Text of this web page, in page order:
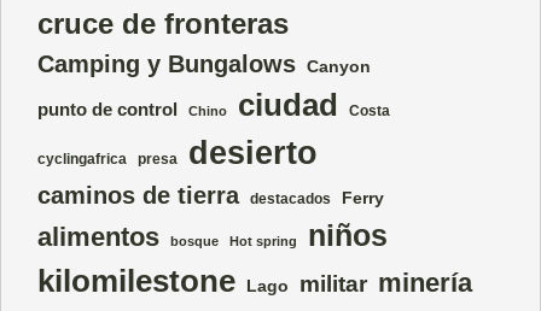
cruce de fronteras
Camping y Bungalows Canyon
punto de control Chino ciudad Costa
cyclingafrica presa desierto
caminos de tierra destacados Ferry
alimentos bosque Hot spring niños
kilomilestone Lago militar minería